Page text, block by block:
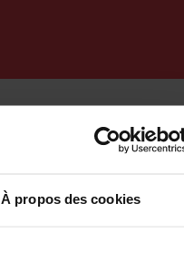
À propos des cookies